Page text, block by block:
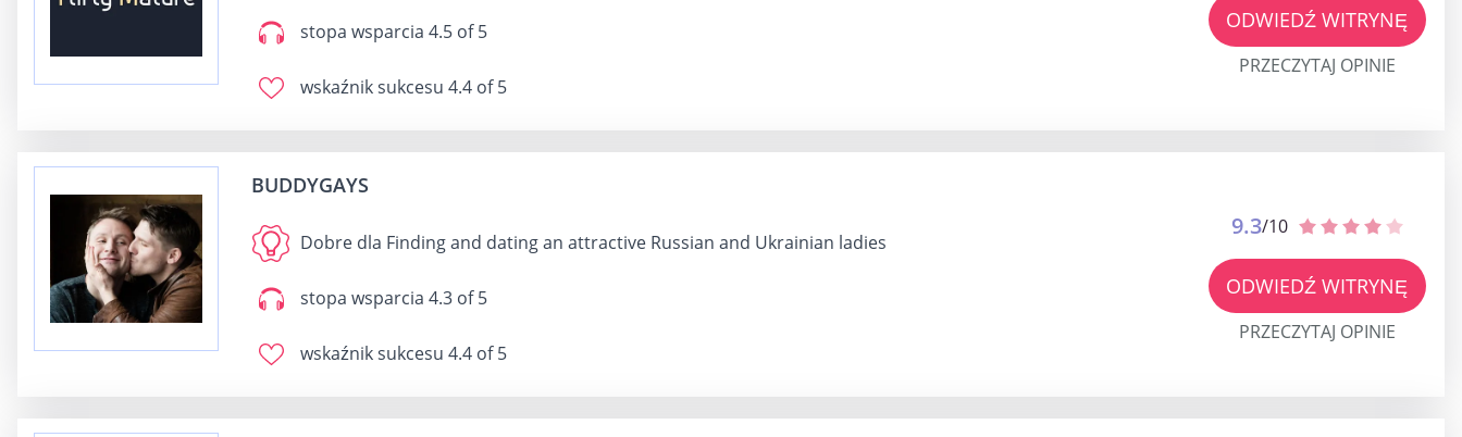
stopa wsparcia 4.5 of 5
wskaźnik sukcesu 4.4 of 5
ODWIEDŹ WITRYNĘ
PRZECZYTAJ OPINIE
BUDDYGAYS
Dobre dla Finding and dating an attractive Russian and Ukrainian ladies
stopa wsparcia 4.3 of 5
wskaźnik sukcesu 4.4 of 5
9.3/10
ODWIEDŹ WITRYNĘ
PRZECZYTAJ OPINIE